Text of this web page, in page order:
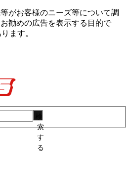
がお客様のニーズ等について調
勧めの広告を表⽰する⽬的で
ます。
索
す
る